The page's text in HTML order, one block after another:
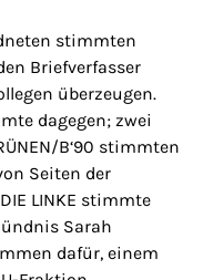
stimmten
Briefverfasser
überzeugen.
dagegen; zwei
B‘90 stimmten
Seiten der
LINKE stimmte
Sarah
dafür, einem